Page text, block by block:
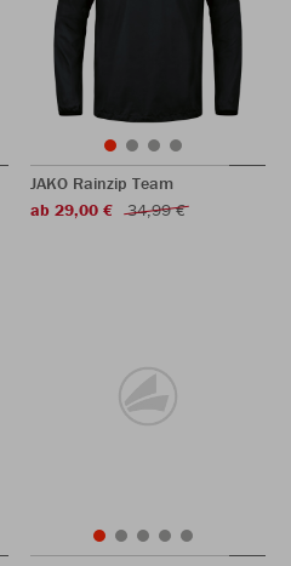
JAKO Rainzip Team
ab 29,00 €
34,99 €